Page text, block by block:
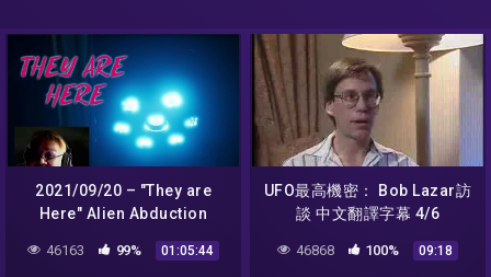
2021/09/20 – "They are
Here" Alien Abduction
虜拐事件
46163 99% 01:05:44
UFO最高機密： Bob Lazar訪
談 中文翻譯字幕 4/6
46868 100% 09:18